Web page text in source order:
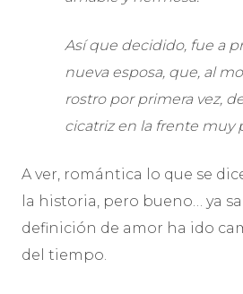
Así que decidido, fue a
nueva esposa, que, al
rostro por primera vez,
cicatriz en la frente muy
A ver, romántica lo que se
la historia, pero bueno… ya
definición de amor ha ido
del tiempo.